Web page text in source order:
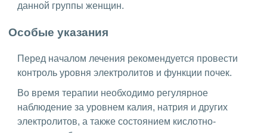
данной группы женщин.
Особые указания
Перед началом лечения рекомендуется провести
контроль уровня электролитов и функции почек.
Во время терапии необходимо регулярное
наблюдение за уровнем калия, натрия и других
электролитов, а также состоянием кислотно-